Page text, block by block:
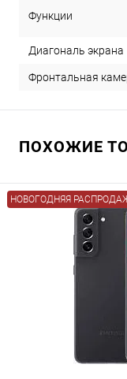
Функции
Диагональ экрана
Фронтальная
ПОХОЖИЕ
НОВОГОДНЯЯ